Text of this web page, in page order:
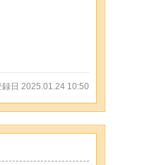
録日 2025.01.24 10:50